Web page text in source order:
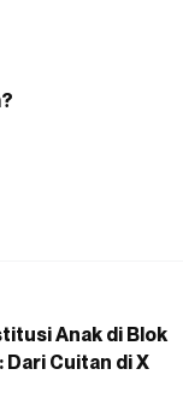
Anak di Blok
Dari Cuitan di X